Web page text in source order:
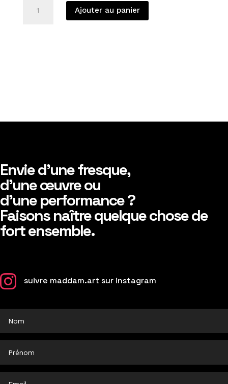
Ajouter au panier
Envie d’une fresque,
d’une œuvre ou
d’une performance ?
Faisons naître quelque chose de
fort ensemble.
 suivre maddam.art sur instagram